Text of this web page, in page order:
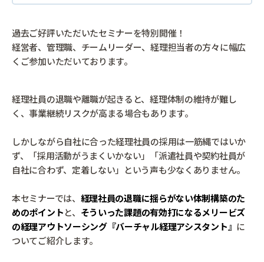
過去ご好評いただいたセミナーを特別開催！
経営者、管理職、チームリーダー、経理担当者の方々に幅広
くご参加いただいております。
経理社員の退職や離職が起きると、経理体制の維持が難し
く、事業継続リスクが高まる場合もあります。
しかしながら自社に合った経理社員の採用は一筋縄ではいか
ず、「採用活動がうまくいかない」「派遣社員や契約社員が
自社に合わず、定着しない」という声も少なくありません。
本セミナーでは、 経理社員の退職に揺らがない体制構築のた
めのポイントと、 そういった課題の有効打になるメリービズ
の経理アウトソーシング『バーチャル経理アシスタント』 に
ついてご紹介します。